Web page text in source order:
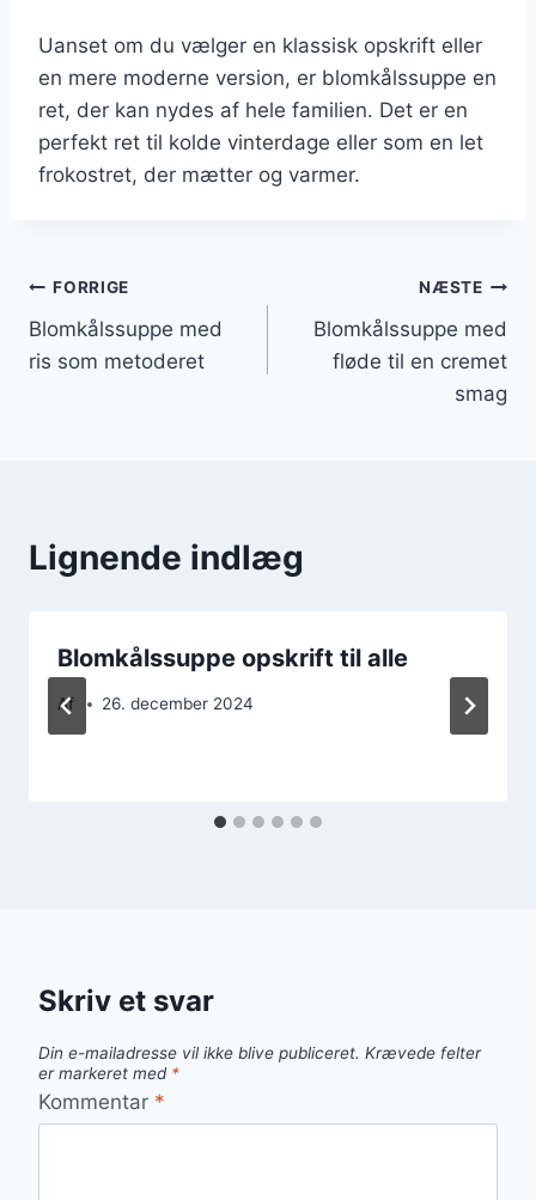
Uanset om du vælger en klassisk opskrift eller
en mere moderne version, er blomkålssuppe en
ret, der kan nydes af hele familien. Det er en
perfekt ret til kolde vinterdage eller som en let
frokostret, der mætter og varmer.
Indlægsnavigation
FORRIGE
Blomkålssuppe med
ris som metoderet
NÆSTE
Blomkålssuppe med
fløde til en cremet
smag
Lignende indlæg
Blomkålssuppe opskrift til alle
Af 26. december 2024
Skriv et svar
Din e-mailadresse vil ikke blive publiceret. Krævede felter
er markeret med *
Kommentar *